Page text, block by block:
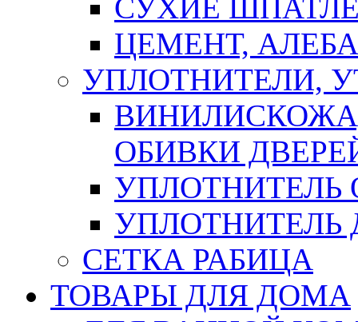
СУХИЕ
ЦЕМЕНТ,
УПЛОТНИТЕЛИ,
ОБИВКИ
УПЛОТНИТЕЛЬ
СЕТКА РАБИЦА
ТОВАРЫ ДЛЯ ДОМА